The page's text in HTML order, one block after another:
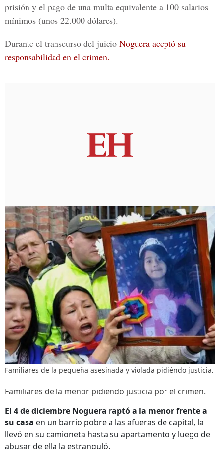
prisión y el pago de una multa equivalente a 100 salarios
mínimos (unos 22.000 dólares).
Durante el transcurso del juicio Noguera aceptó su
responsabilidad en el crimen.
Familiares de la pequeña asesinada y violada pidiéndo justicia.
Familiares de la menor pidiendo justicia por el crimen.
El 4 de diciembre Noguera raptó a la menor frente a
su casa en un barrio pobre a las afueras de capital, la
llevó en su camioneta hasta su apartamento y luego de
abusar de ella la estranguló.